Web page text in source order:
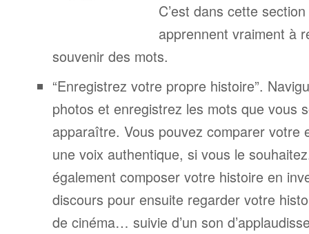
C’est dans cette
apprennent vraiment à
souvenir des mots.
“Enregistrez votre propre histoire”.
photos et enregistrez les mots que vous
apparaître. Vous pouvez comparer votre
une voix authentique, si vous le
également composer votre histoire en
discours pour ensuite regarder votre
de cinéma… suivie d’un son